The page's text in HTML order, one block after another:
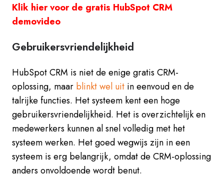
Klik hier voor de gratis HubSpot CRM
demovideo
Gebruikersvriendelijkheid
HubSpot CRM is niet de enige gratis CRM-
oplossing, maar blinkt wel uit in eenvoud en de
talrijke functies. Het systeem kent een hoge
gebruikersvriendelijkheid. Het is overzichtelijk en
medewerkers kunnen al snel volledig met het
systeem werken. Het goed wegwijs zijn in een
systeem is erg belangrijk, omdat de CRM-oplossing
anders onvoldoende wordt benut.